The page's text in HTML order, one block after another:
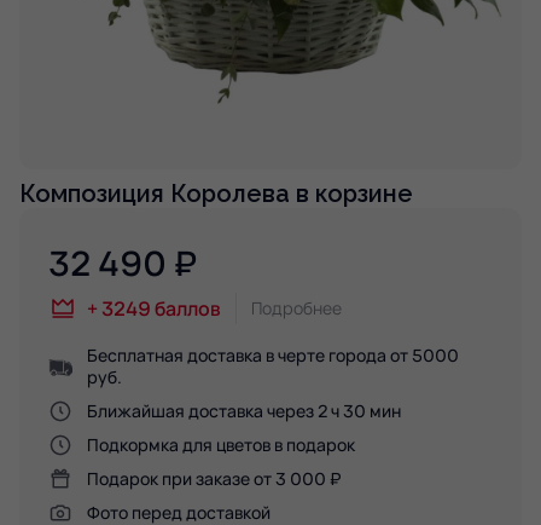
Композиция Королева в корзине
32 490 ₽
+ 3249баллов Подробнее
Бесплатная доставка в черте города от 5000
руб.
Ближайшая доставка через 2 ч 30 мин
Подкормка для цветов в подарок
Подарок при заказе от 3 000 ₽
Фото перед доставкой